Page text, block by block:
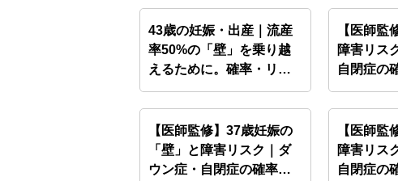
43歳の妊娠・出産｜流産
率50%の「壁」を乗り越
えるために。確率・リ
ス…
【医師監
障害リス
自閉症の
【医師監修】37歳妊娠の
「壁」と障害リスク｜ダ
ウン症・自閉症の確率と
【医師監
障害リス
自閉症の